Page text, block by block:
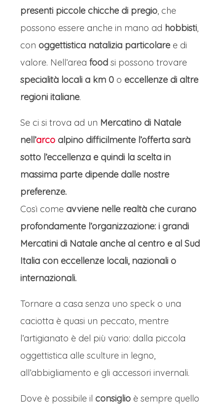
presenti piccole chicche di pregio, che
possono essere anche in mano ad hobbisti,
con oggettistica natalizia particolare e di
valore. Nell’area food si possono trovare
specialità locali a km 0 o eccellenze di altre
regioni italiane.
Se ci si trova ad un Mercatino di Natale
nell’arco alpino difficilmente l’offerta sarà
sotto l’eccellenza e quindi la scelta in
massima parte dipende dalle nostre
preferenze.
Così come avviene nelle realtà che curano
profondamente l’organizzazione: i grandi
Mercatini di Natale anche al centro e al Sud
Italia con eccellenze locali, nazionali o
internazionali.
Tornare a casa senza uno speck o una
caciotta è quasi un peccato, mentre
l’artigianato è del più vario: dalla piccola
oggettistica alle sculture in legno,
all’abbigliamento e gli accessori invernali.
Dove è possibile il consiglio è sempre quello